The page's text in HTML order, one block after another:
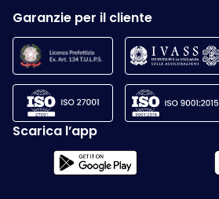
Garanzie per il cliente
Scarica l’app